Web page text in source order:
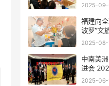
会座谈
2025-
福建向
波罗”文
2025-08-
中南美
进会
索圆满举
2025-06-